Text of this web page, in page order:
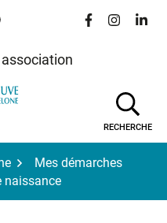
d'accessibilité
Lien vers le
Lien vers
Lien
RECHERCHE
Mes démarches
naissance